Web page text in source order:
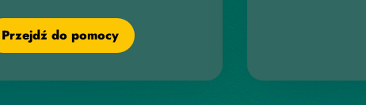
Przejdź do pomocy